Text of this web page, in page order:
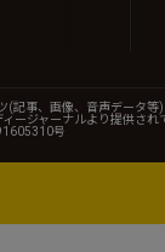
(記事、画像、音声データ
ージャーナルより提供され
号